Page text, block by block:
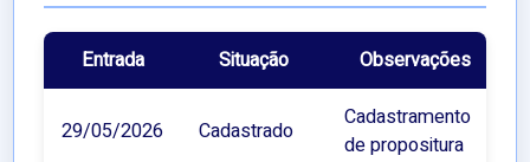
Entrada Situação Observações
29/05/2026 Cadastrado
Cadastramento
de propositura